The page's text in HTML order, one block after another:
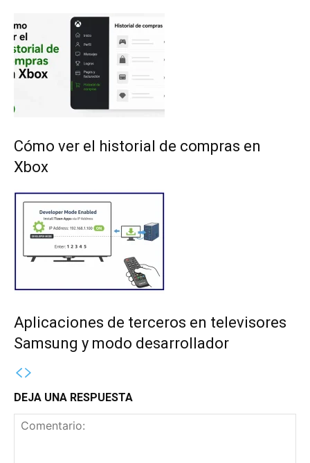
Cómo ver el historial de compras en
Xbox
Aplicaciones de terceros en televisores
Samsung y modo desarrollador
DEJA UNA RESPUESTA